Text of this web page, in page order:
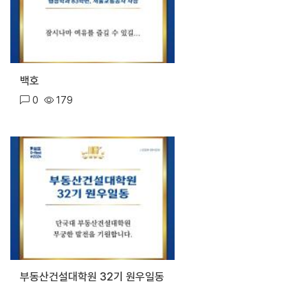
백호
0 179
부동산건설대학원 32기 원우일동